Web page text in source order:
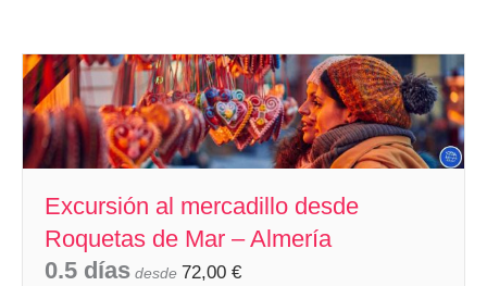
Excursión al mercadillo desde
Roquetas de Mar – Almería
0.5 días desde 72,00 €